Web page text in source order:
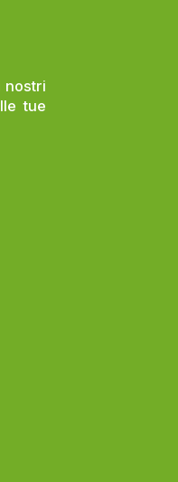
nostri
tue